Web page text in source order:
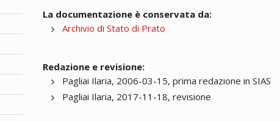
La documentazione è conservata da:
Archivio di Stato di Prato
Redazione e revisione:
Pagliai Ilaria, 2006-03-15, prima redazione in SIAS
Pagliai Ilaria, 2017-11-18, revisione